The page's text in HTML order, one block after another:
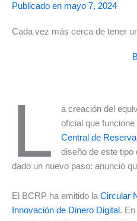
Publicado en mayo 7, 2024
Cada vez más cerca de tener
L
a creación del
oficial que
Central de
diseño de este tipo
dado un nuevo paso: anunció
El BCRP ha emitido la Circular
Innovación de Dinero Digital.